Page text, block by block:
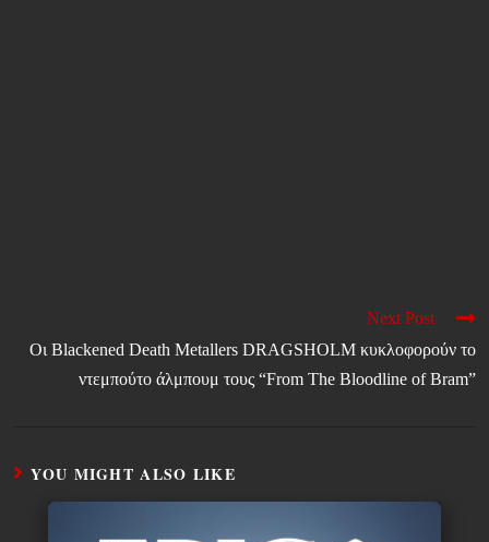
Next Post
Οι Blackened Death Metallers DRAGSHOLM κυκλοφορούν το
ντεμπούτο άλμπουμ τους “From The Bloodline of Bram”
YOU MIGHT ALSO LIKE